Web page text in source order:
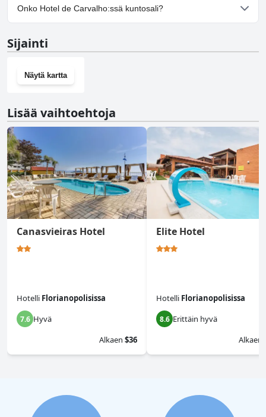
Kyllä, Hotel de Carvalho tarjoaa pysäköintimahdollisuuden.
Onko Hotel de Carvalho:ssä kuntosali?
Sijainti
Näytä kartta
Lisää vaihtoehtoja
Canasvieiras Hotel
Hotelli Florianopolisissa
7.6 Hyvä
Alkaen $36
Elite Hotel
Hotelli Florianopolisissa
8.6 Erittäin hyvä
Alkaen